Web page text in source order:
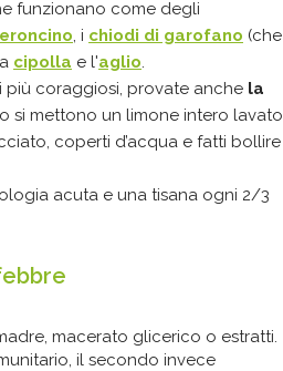
funzionano come degli
, i chiodi di garofano (che
cipolla e l'aglio.
più coraggiosi, provate anche la
si mettono un limone intero lavato
coperti d’acqua e fatti bollire
acuta e una tisana ogni 2/3
macerato glicerico o estratti.
il secondo invece